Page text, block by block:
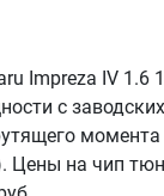
Impreza IV 1.6
с
Цены на чип